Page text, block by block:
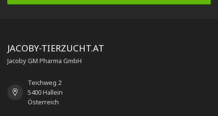
JACOBY-TIERZUCHT.AT
Jacoby GM Pharma GmbH
Teichweg 2
5400 Hallein
Österreich